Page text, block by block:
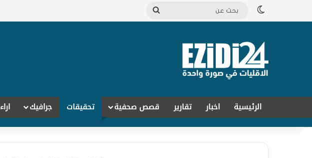
الوضع المظلم
الرئيسية اخبار تقارير قصص صحفية تحقيقات جرافيك اراء